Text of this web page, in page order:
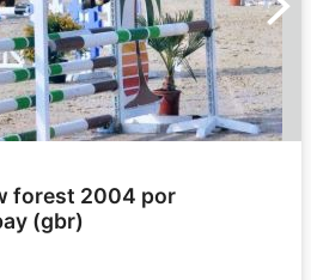
forest 2004 por
(gbr)